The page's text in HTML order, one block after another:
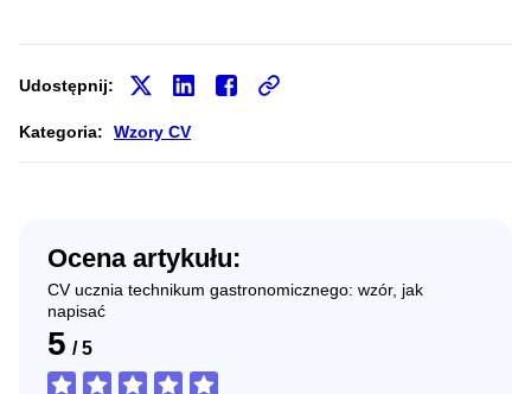
Udostępnij:
Kategoria: Wzory CV
Ocena artykułu:
CV ucznia technikum gastronomicznego: wzór, jak
napisać
5 / 5